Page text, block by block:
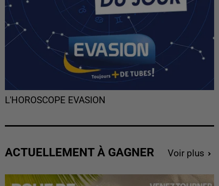
L'HOROSCOPE EVASION
ACTUELLEMENT À GAGNER Voir plus